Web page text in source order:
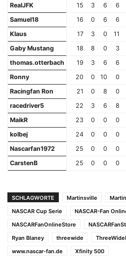
RealJFK
15 3 6 6
Samuel18
16 0 6 6
Klaus
17 3 0 11
Gaby Mustang
18 8 0 3
thomas.otterbach
19 3 6 6
Ronny
20 0 10 0
Racingfan Ron
21 0 8 0
racedriver5
22 3 6 8
MaikR
23 0 0 0
kolbej
24 0 0 0
Nascarfan1972
25 0 0 0
CarstenB
25 0 0 0
SCHLAGWORTE Martinsville
NASCAR Cup Serie
NASCAR-Fan
NASCARFanOnlineStore
Ryan Blaney
threewide
www.nascar-fan.de
Xfinity 500